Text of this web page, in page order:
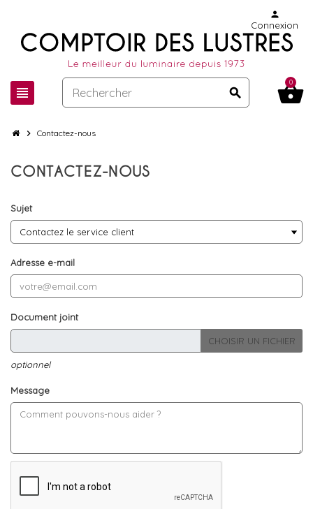
view_headline search
person
Connexion
shopping_basket
0
chevron_right Contactez-nous
CONTACTEZ-NOUS
Sujet
Adresse e-mail
Document joint
CHOISIR UN FICHIER
optionnel
Message